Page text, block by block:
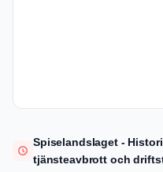
Spiselandslaget -
tjänsteavbrott och